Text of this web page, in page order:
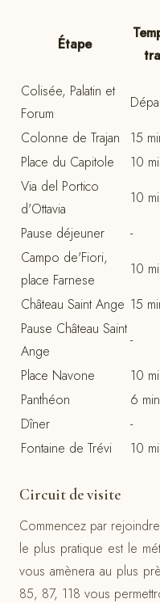
Étape
Colisée, Palatin et
Forum
Colonne de Trajan
15
Place du Capitole
10
Via del Portico
d'Ottavia
10
Pause déjeuner
-
Campo de'Fiori,
place Farnese
10
Château Saint Ange 15
Pause Château Saint
Ange
-
Place Navone
10
Panthéon
6 min
Dîner
-
Fontaine de Trévi
10
Circuit de visite
Commencez par
le plus pratique est le
vous amènera au plus
85, 87, 118 vous